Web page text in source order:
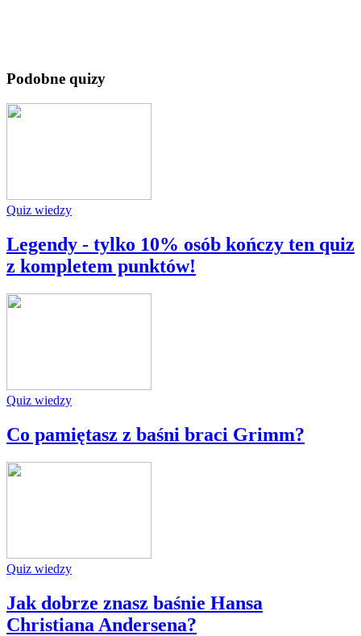
Podobne quizy
Quiz wiedzy
Legendy - tylko 10% osób kończy ten quiz
z kompletem punktów!
Quiz wiedzy
Co pamiętasz z baśni braci Grimm?
Quiz wiedzy
Jak dobrze znasz baśnie Hansa
Christiana Andersena?